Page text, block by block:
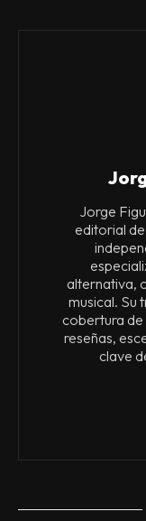
Jorge
editorial
alternativa,
musical. Su
cobertura de
reseñas,
clave